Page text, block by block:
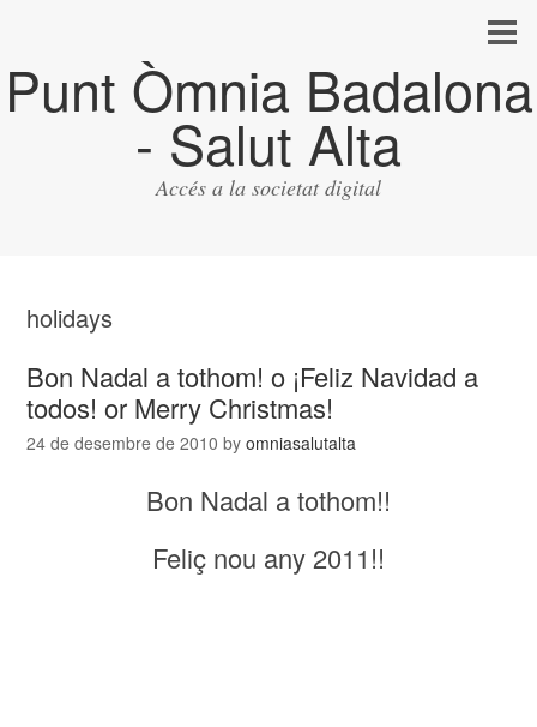
Punt Òmnia Badalona
- Salut Alta
Accés a la societat digital
holidays
Bon Nadal a tothom! o ¡Feliz Navidad a
todos! or Merry Christmas!
24 de desembre de 2010 byomniasalutalta
Bon Nadal a tothom!!
Feliç nou any 2011!!